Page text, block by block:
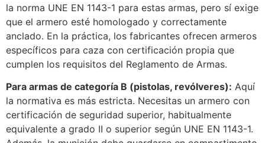
la norma UNE EN 1143-1 para estas armas, pero sí exige
que el armero esté homologado y correctamente
anclado. En la práctica, los fabricantes ofrecen armeros
específicos para caza con certificación propia que
cumplen los requisitos del Reglamento de Armas.
Para armas de categoría B (pistolas, revólveres): Aquí
la normativa es más estricta. Necesitas un armero con
certificación de seguridad superior, habitualmente
equivalente a grado II o superior según UNE EN 1143-1.